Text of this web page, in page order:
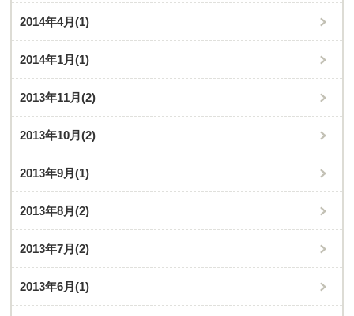
2014年4月(1)
2014年1月(1)
2013年11月(2)
2013年10月(2)
2013年9月(1)
2013年8月(2)
2013年7月(2)
2013年6月(1)